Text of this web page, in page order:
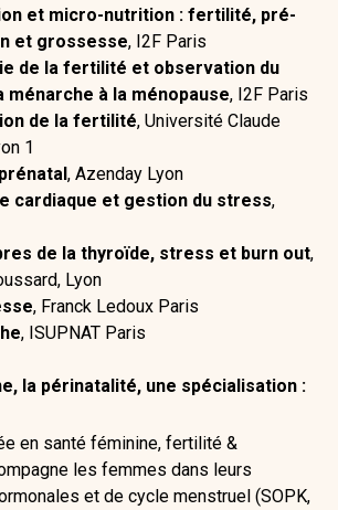
et micro-nutrition : fertilité, pré-
et grossesse, I2F Paris
de la fertilité et observation du
ménarche à la ménopause, I2F Paris
de la fertilité, Université Claude
1
prénatal, Azenday Lyon
cardiaque et gestion du stress,
de la thyroïde, stress et burn out,
Lyon
, Franck Ledoux Paris
, ISUPNAT Paris
la périnatalité, une spécialisation :
en santé féminine, fertilité &
les femmes dans leurs
et de cycle menstruel (SOPK,